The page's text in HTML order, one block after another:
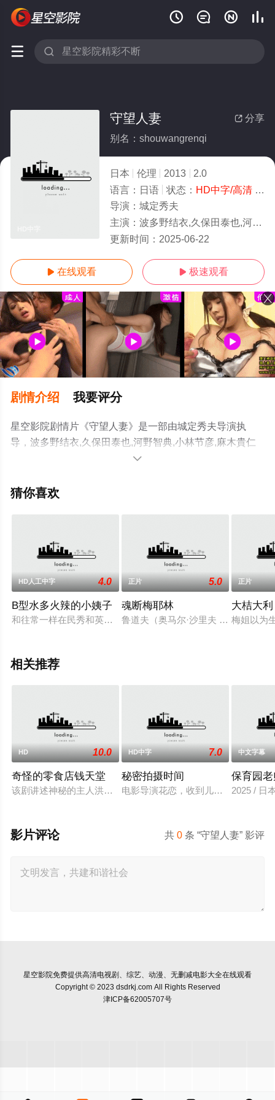
   
 
 分享
守望人妻
别名：shouwangrenqi
日本 伦理 2013
2.0
语言： 日语 状态： HD中字/高清- 免费在线观看
导演： 城定秀夫
主演： 波多野结衣,久保田泰也,河野智典,小林节彦,麻木貴仁
更新时间： 2025-06-22
 在线观看  极速观看
剧情介绍 我要评分
星空影院剧情片《守望人妻》是一部由城定秀夫导演执
导，波多野结衣,久保田泰也,河野智典,小林节彦,麻木貴仁
等明星演员精彩演绎的日本电影，手机免费观看高清未删
至豆瓣电影、电视猫或剧情网等平台了解。

猜你喜欢
HD人工中字 4.0
B型水多火辣的小姨子
和往常一样在民秀和英熙夫妇原本生活幸福，忙于出差的英熙
正片 5.0
魂断梅耶林
鲁道夫（奥马尔·沙里夫 Omar Sharif
正片
大桔大利
梅姐以为
相关推荐
HD 10.0
奇怪的零食店钱天堂
该剧讲述神秘的主人洪子卖能够实现人们愿望的神秘零食，以及
HD中字 7.0
秘密拍摄时间
电影导演花恋，收到儿时玩伴兼名导
中文字幕
保育园
2025 / 日
共0 条 “守望人妻” 影评
影片评论
星空影院免费提供高清电视剧、综艺、动漫、无删减电影大全在线观看
Copyright © 2023 dsdrkj.com All Rights Reserved
津ICP备62005707号